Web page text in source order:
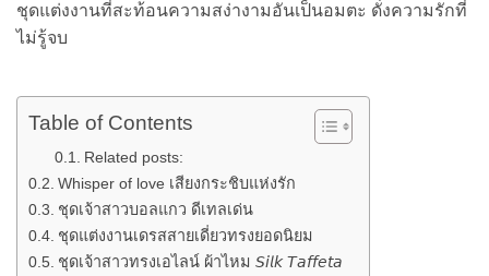
ชุดแต่งงานที่สะท้อนความสง่างามอันเป็นอมตะ ดั่งความรักที่
ไม่รู้จบ
Table of Contents
Related posts:
Whisper of love เสียงกระชิบแห่งรัก
ชุดเจ้าสาวบอลแกว ดีเทลเด่น
ชุดแต่งงานเดรสสายเดี่ยวทรงยอดนิยม
ชุดเจ้าสาวทรงเอไลน์ ผ้าไหม 𝘚𝘪𝘭𝘬 𝘛𝘢𝘧𝘧𝘦𝘵𝘢